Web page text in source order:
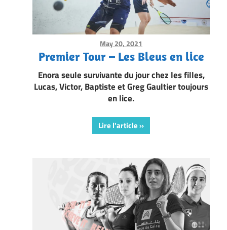
May 20, 2021
Premier Tour – Les Bleus en lice
Enora seule survivante du jour chez les filles,
Lucas, Victor, Baptiste et Greg Gaultier toujours
en lice.
Lire l'article